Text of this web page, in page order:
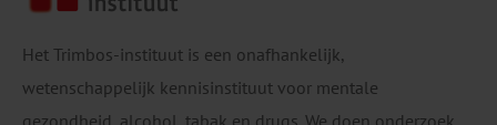
Het Trimbos-instituut is een onafhankelijk,
wetenschappelijk kennisinstituut voor mentale
gezondheid, alcohol, tabak en drugs. We doen onderzoek,